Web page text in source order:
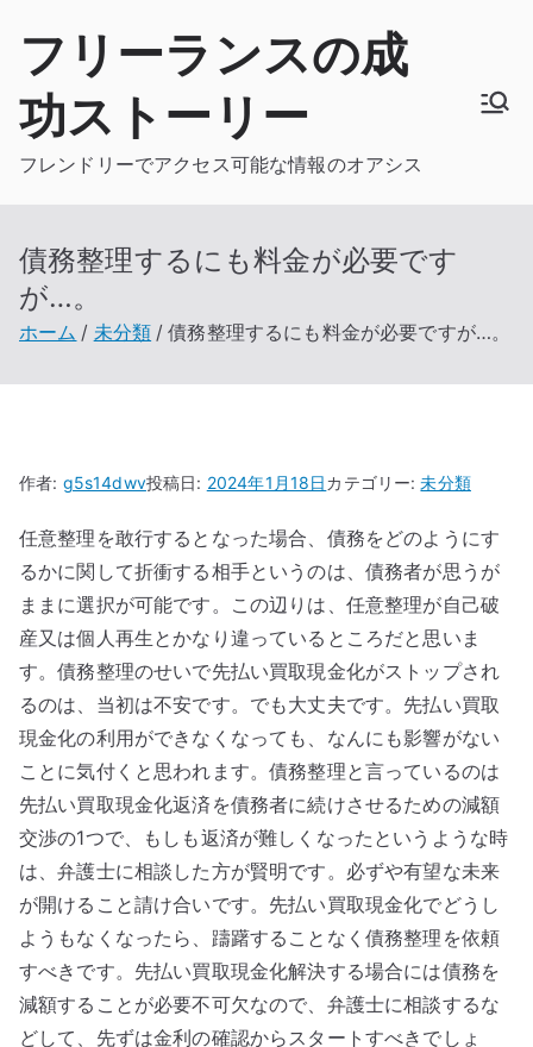
フリーランスの成
功ストーリー
フレンドリーでアクセス可能な情報のオアシス
債務整理するにも料金が必要です
が…。
ホーム 未分類 債務整理するにも料金が必要ですが…。
作者: g5s14dwv投稿日: 2024年1月18日カテゴリー:未分類
任意整理を敢行するとなった場合、債務をどのようにす
るかに関して折衝する相手というのは、債務者が思うが
ままに選択が可能です。この辺りは、任意整理が自己破
産又は個人再生とかなり違っているところだと思いま
す。債務整理のせいで先払い買取現金化がストップされ
るのは、当初は不安です。でも大丈夫です。先払い買取
現金化の利用ができなくなっても、なんにも影響がない
ことに気付くと思われます。債務整理と言っているのは
先払い買取現金化返済を債務者に続けさせるための減額
交渉の1つで、もしも返済が難しくなったというような時
は、弁護士に相談した方が賢明です。必ずや有望な未来
が開けること請け合いです。先払い買取現金化でどうし
ようもなくなったら、躊躇することなく債務整理を依頼
すべきです。先払い買取現金化解決する場合には債務を
減額することが必要不可欠なので、弁護士に相談するな
どして、先ずは金利の確認からスタートすべきでしょ